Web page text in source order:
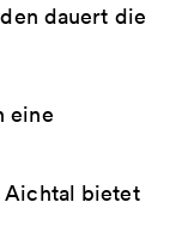
dauert die
eine
Aichtal bietet